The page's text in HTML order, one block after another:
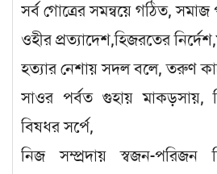
সর্ব গোত্রের সমন্বয়ে গঠিত,
ওহীর প্রত্যাদেশ,হিজরতের
হত্যার নেশায় সদল বলে, তরুণ
সাওর পর্বত গুহায় মাকড়সায়,
বিষধর সর্পে,
নিজ সম্প্রদায় স্বজন-পরিজন